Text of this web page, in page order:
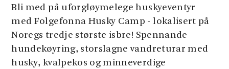
Bli med på uforgløymelege huskyeventyr
med Folgefonna Husky Camp - lokalisert på
Noregs tredje største isbre! Spennande
hundekøyring, storslagne vandreturar med
husky, kvalpekos og minneverdige